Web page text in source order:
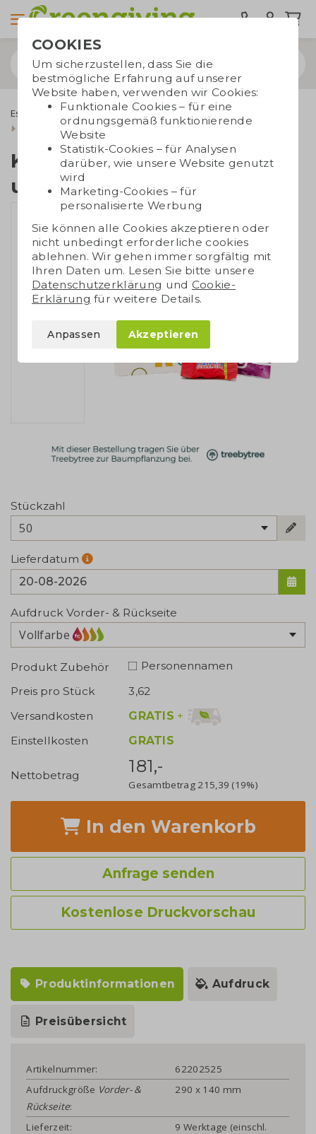
Essbare Werbegeschenke
Tony's Chocolonely
Karte mit Tiny Tony und Teebeutel
Karte mit Tiny Tony
und Teebeutel
Stückzahl
50
Lieferdatum
Aufdruck Vorder- & Rückseite
Vollfarbe
Produkt Zubehör
Personennamen
Preis pro Stück
3,62
Versandkosten
GRATIS +
Einstellkosten
GRATIS
Nettobetrag 181,-
Gesamtbetrag 215,39 (19%)
In den Warenkorb
Anfrage senden
Kostenlose Druckvorschau
Produktinformationen Aufdruck
Preisübersicht
Artikelnummer:
62202525
Aufdruckgröße Vorder- &
Rückseite:
290 x 140 mm
Lieferzeit:
9 Werktage (einschl.
COOKIES
Um sicherzustellen, dass Sie die
bestmögliche Erfahrung auf unserer
Website haben, verwenden wir Cookies:
Funktionale Cookies – für eine
ordnungsgemäß funktionierende
Website
Statistik-Cookies – für Analysen
darüber, wie unsere Website genutzt
wird
Marketing-Cookies – für
personalisierte Werbung
Sie können alle Cookies akzeptieren oder
nicht unbedingt erforderliche cookies
ablehnen. Wir gehen immer sorgfältig mit
Ihren Daten um. Lesen Sie bitte unsere
Datenschutzerklärung und Cookie-
Erklärung für weitere Details.
Anpassen Akzeptieren